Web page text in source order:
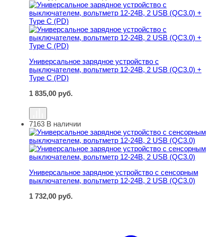
Универсальное зарядное устройство с
выключателем, вольтметр 12-24В, 2 USB (QC3.0) +
Type C (PD)
1 835,00 руб.
Универсальное зарядное устройство с сенсорным
7163 В наличии
Универсальное зарядное устройство с сенсорным
выключателем, вольтметр 12-24В, 2 USB (QC3.0)
1 732,00 руб.